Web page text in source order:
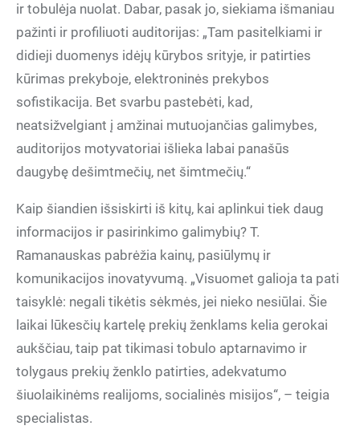
ir tobulėja nuolat. Dabar, pasak jo, siekiama išmaniau
pažinti ir profiliuoti auditorijas: „Tam pasitelkiami ir
didieji duomenys idėjų kūrybos srityje, ir patirties
kūrimas prekyboje, elektroninės prekybos
sofistikacija. Bet svarbu pastebėti, kad,
neatsižvelgiant į amžinai mutuojančias galimybes,
auditorijos motyvatoriai išlieka labai panašūs
daugybę dešimtmečių, net šimtmečių.“
Kaip šiandien išsiskirti iš kitų, kai aplinkui tiek daug
informacijos ir pasirinkimo galimybių? T.
Ramanauskas pabrėžia kainų, pasiūlymų ir
komunikacijos inovatyvumą. „Visuomet galioja ta pati
taisyklė: negali tikėtis sėkmės, jei nieko nesiūlai. Šie
laikai lūkesčių kartelę prekių ženklams kelia gerokai
aukščiau, taip pat tikimasi tobulo aptarnavimo ir
tolygaus prekių ženklo patirties, adekvatumo
šiuolaikinėms realijoms, socialinės misijos“, – teigia
specialistas.